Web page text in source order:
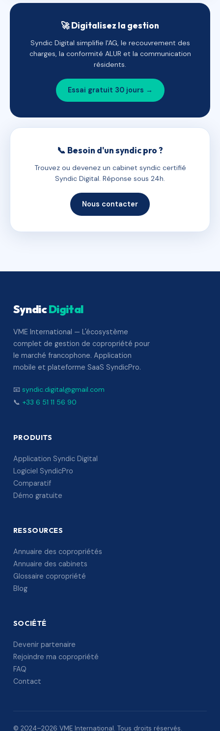
🚀 Digitalisez la gestion
Syndic Digital simplifie l'AG, le recouvrement des
charges, la conformité ALUR et la communication
résidents.
Essai gratuit 30 jours →
📞 Besoin d'un syndic pro ?
Trouvez ou devenez un cabinet syndic certifié
Syndic Digital. Réponse sous 24h.
Nous contacter
SyndicDigital
VME International — L'écosystème
complet de gestion de copropriété pour
le marché francophone. Application
mobile et plateforme SaaS SyndicPro.
📧 syndic.digital@gmail.com
📞 +33 6 51 11 56 90
PRODUITS
Application Syndic Digital
Logiciel SyndicPro
Comparatif
Démo gratuite
RESSOURCES
Annuaire des copropriétés
Annuaire des cabinets
Glossaire copropriété
Blog
SOCIÉTÉ
Devenir partenaire
Rejoindre ma copropriété
FAQ
Contact
© 2024–2026 VME International. Tous droits réservés.